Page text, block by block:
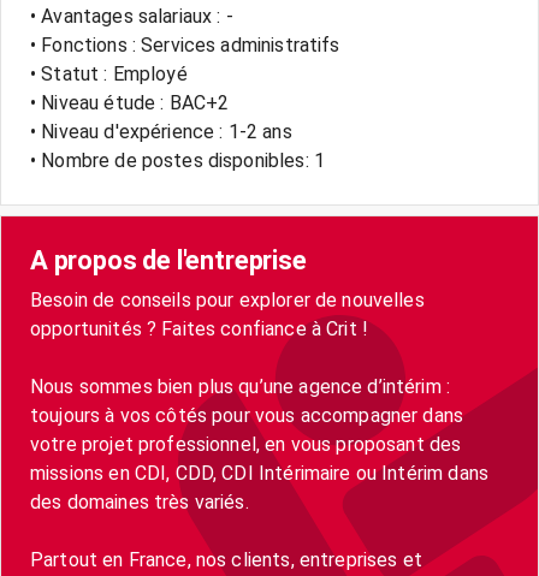
• Avantages salariaux : -
• Fonctions : Services administratifs
• Statut : Employé
• Niveau étude : BAC+2
• Niveau d'expérience : 1-2 ans
• Nombre de postes disponibles: 1
A propos de l'entreprise
Besoin de conseils pour explorer de nouvelles
opportunités ? Faites confiance à Crit !
Nous sommes bien plus qu’une agence d’intérim :
toujours à vos côtés pour vous accompagner dans
votre projet professionnel, en vous proposant des
missions en CDI, CDD, CDI Intérimaire ou Intérim dans
des domaines très variés.
Partout en France, nos clients, entreprises et